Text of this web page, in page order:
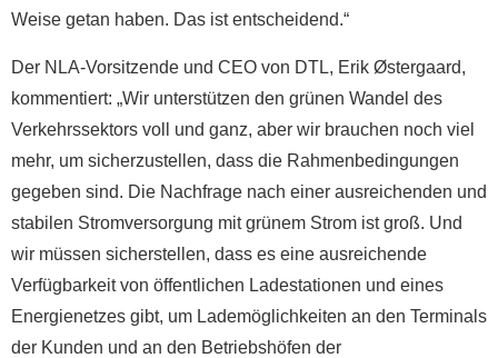
Weise getan haben. Das ist entscheidend.“
Der NLA-Vorsitzende und CEO von DTL, Erik Østergaard,
kommentiert: „Wir unterstützen den grünen Wandel des
Verkehrssektors voll und ganz, aber wir brauchen noch viel
mehr, um sicherzustellen, dass die Rahmenbedingungen
gegeben sind. Die Nachfrage nach einer ausreichenden und
stabilen Stromversorgung mit grünem Strom ist groß. Und
wir müssen sicherstellen, dass es eine ausreichende
Verfügbarkeit von öffentlichen Ladestationen und eines
Energienetzes gibt, um Lademöglichkeiten an den Terminals
der Kunden und an den Betriebshöfen der